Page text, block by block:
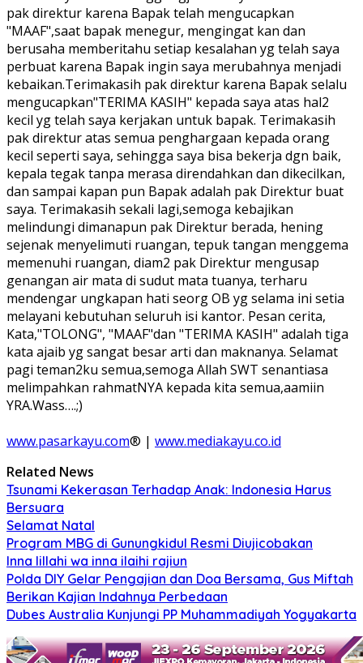
pak direktur karena Bapak telah mengucapkan
"MAAF",saat bapak menegur, mengingat kan dan
berusaha memberitahu setiap kesalahan yg telah saya
perbuat karena Bapak ingin saya merubahnya menjadi
kebaikan.Terimakasih pak direktur karena Bapak selalu
mengucapkan"TERIMA KASIH" kepada saya atas hal2
kecil yg telah saya kerjakan untuk bapak. Terimakasih
pak direktur atas semua penghargaan kepada orang
kecil seperti saya, sehingga saya bisa bekerja dgn baik,
kepala tegak tanpa merasa direndahkan dan dikecilkan,
dan sampai kapan pun Bapak adalah pak Direktur buat
saya. Terimakasih sekali lagi,semoga kebajikan
melindungi dimanapun pak Direktur berada, hening
sejenak menyelimuti ruangan, tepuk tangan menggema
memenuhi ruangan, diam2 pak Direktur mengusap
genangan air mata di sudut mata tuanya, terharu
mendengar ungkapan hati seorg OB yg selama ini setia
melayani kebutuhan seluruh isi kantor. Pesan cerita,
Kata,"TOLONG", "MAAF"dan "TERIMA KASIH" adalah tiga
kata ajaib yg sangat besar arti dan maknanya. Selamat
pagi teman2ku semua,semoga Allah SWT senantiasa
melimpahkan rahmatNYA kepada kita semua,aamiin
YRA.Wass….;)
www.pasarkayu.com® | www.mediakayu.co.id
Related News
Tsunami Kekerasan Terhadap Anak: Indonesia Harus
Bersuara
Selamat Natal
Program MBG di Gunungkidul Resmi Diujicobakan
Inna lillahi wa inna ilaihi rajiun
Polda DIY Gelar Pengajian dan Doa Bersama, Gus Miftah
Berikan Kajian Indahnya Perbedaan
Dubes Australia Kunjungi PP Muhammadiyah Yogyakarta